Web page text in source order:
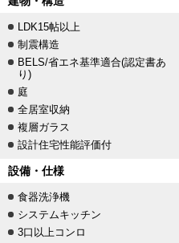
LDK15帖以上
制震構造
BELS/省エネ基準適合(認定書あ
り)
庭
全居室収納
複層ガラス
設計住宅性能評価付
設備・仕様
食器洗浄機
システムキッチン
3口以上コンロ